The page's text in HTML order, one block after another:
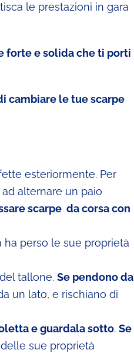
le prestazioni in gara
forte e solida che ti porti
cambiare le tue scarpe
esteriormente. Per
alternare un paio
scarpe da corsa con
ha perso le sue proprietà
tallone. Se pendono da
un lato, e rischiano di
e guardala sotto. Se
sue proprietà